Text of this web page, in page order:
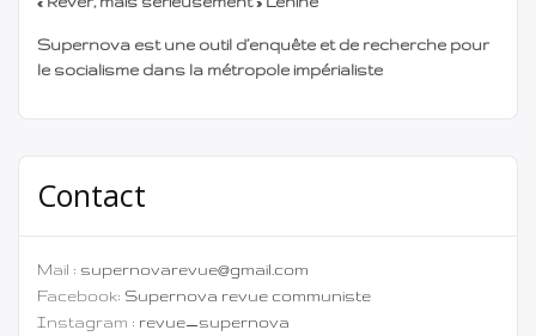
Supernova est une outil d’enquête et de recherche pour
le socialisme dans la métropole impérialiste
Contact
Mail : supernovarevue@gmail.com
Facebook: Supernova revue communiste
Instagram : revue_supernova